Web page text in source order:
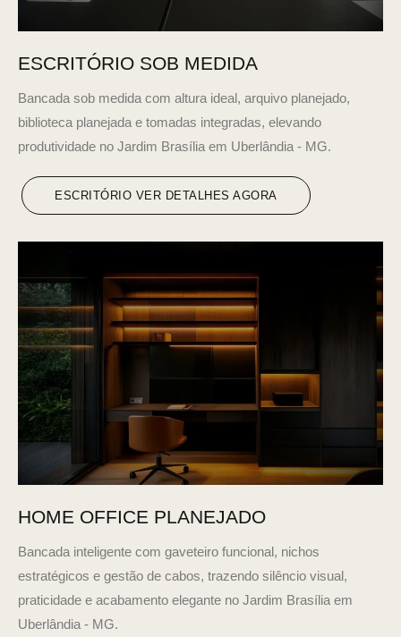
ESCRITÓRIO SOB MEDIDA
Bancada sob medida com altura ideal, arquivo planejado,
biblioteca planejada e tomadas integradas, elevando
produtividade no Jardim Brasília em Uberlândia - MG.
ESCRITÓRIO VER DETALHES AGORA
HOME OFFICE PLANEJADO
Bancada inteligente com gaveteiro funcional, nichos
estratégicos e gestão de cabos, trazendo silêncio visual,
praticidade e acabamento elegante no Jardim Brasília em
Uberlândia - MG.